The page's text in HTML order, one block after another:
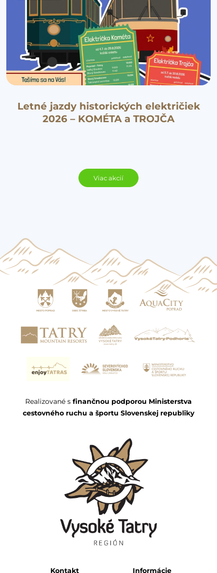
Letné jazdy historických električiek
2026 – KOMÉTA a TROJČA
Viac akcií
Realizované s finančnou podporou Ministerstva
cestovného ruchu a športu Slovenskej republiky
Kontakt Informácie